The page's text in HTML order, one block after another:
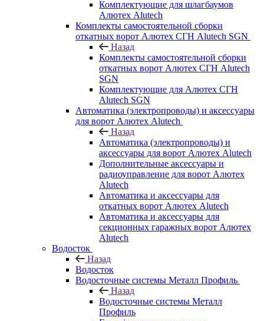
Комплектующие для шлагбаумов
Алютех Alutech
Комплекты самостоятельной сборки
откатных ворот Алютех СГН Alutech SGN
Назад
Комплекты самостоятельной сборки
откатных ворот Алютех СГН Alutech
SGN
Комплектующие для Алютех СГН
Alutech SGN
Автоматика (электропроводы) и аксессуары
для ворот Алютех Alutech
Назад
Автоматика (электропроводы) и
аксессуары для ворот Алютех Alutech
Дополнительные аксессуары и
радиоуправление для ворот Алютех
Alutech
Автоматика и аксессуары для
откатных ворот Алютех Alutech
Автоматика и аксессуары для
секционных гаражных ворот Алютех
Alutech
Водосток
Назад
Водосток
Водосточные системы Металл Профиль
Назад
Водосточные системы Металл
Профиль